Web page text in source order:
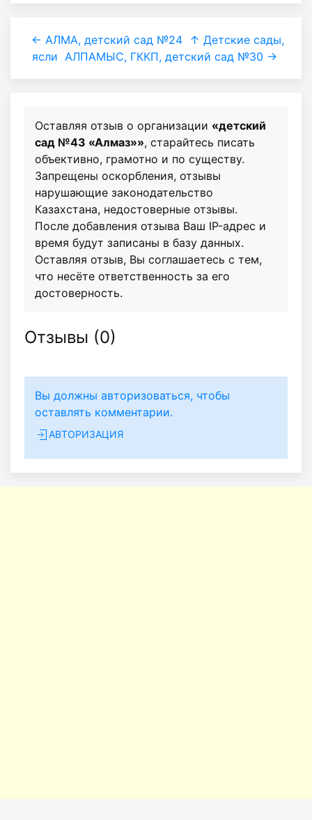
← АЛМА, детский сад №24 ↑ Детские сады,
ясли АЛПАМЫС, ГККП, детский сад №30 →
Оставляя отзыв о организации «детский
сад №43 «Алмаз»», старайтесь писать
объективно, грамотно и по существу.
Запрещены оскорбления, отзывы
нарушающие законодательство
Казахстана, недостоверные отзывы.
После добавления отзыва Ваш IP-адрес и
время будут записаны в базу данных.
Оставляя отзыв, Вы соглашаетесь с тем,
что несёте ответственность за его
достоверность.
Отзывы (0)
Вы должны авторизоваться, чтобы
оставлять комментарии.
АВТОРИЗАЦИЯ